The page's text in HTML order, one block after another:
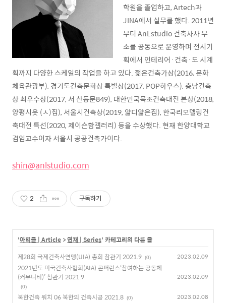
학원을 졸업하고, Artech과
JINA에서 실무를 했다. 2011년
부터 AnLstudio 건축사사 무
소를 공동으로 운영하며 전시기
획에서 인테리어·건축·도 시계
획까지 다양한 스케일의 작업을 하고 있다. 젊은건축가상(2016, 문화
체육관광부), 경기도건축문화상 특별상(2017, POP하우스), 충남건축
상 최우수상(2017, 서 산동문849), 대한민국목조건축대전 본상(2018,
양평시옷 (ㅅ)집), 서울시건축상(2019, 얇디얇은집), 한국리모델링건
축대전 특선(2020, 제이슨함갤러리) 등을 수상했다. 현재 한양대학교
겸임교수이자 서울시 공공건축가이다.
shin@anlstudio.com
2 구독하기
'아티클 | Article >연재 | Series' 카테고리의 다른 글
제28회 국제건축사연맹(UIA) 총회 참관기 2021.9 (0) 2023.02.09
2021년도 미국건축사협회(AIA) 콘퍼런스‘참여하는 공동체
(커뮤니티)’ 참관기 2021.9
(0)
2023.02.09
북한건축 워치 06 북한의 건축시공 2021.8 (0) 2023.02.08